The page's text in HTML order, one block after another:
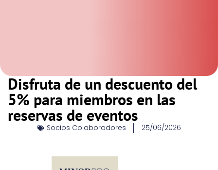
Disfruta de un descuento del
5% para miembros en las
reservas de eventos
Socios Colaboradores 25/06/2026